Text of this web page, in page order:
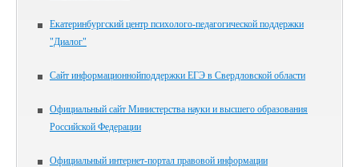
Екатеринбургский центр психолого-педагогической поддержки
"Диалог"
Сайт информационнойподдержки ЕГЭ в Свердловской области
Официальный сайт Министерства науки и высшего образования
Российской Федерации
Официальный интернет-портал правовой информации